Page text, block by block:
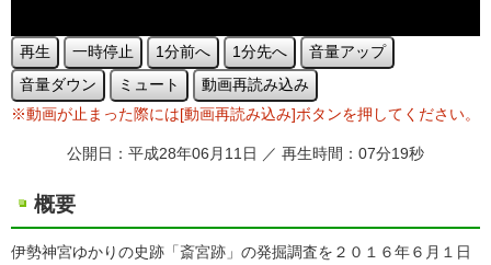
再生 一時停止 1分前へ 1分先へ
音量アップ
音量ダウン
ミュート
動画再読み込み
※動画が止まった際には[動画再読み込み]ボタンを押してください。
公開日：平成28年06月11日 ／ 再生時間：07分19秒
概要
伊勢神宮ゆかりの史跡「斎宮跡」の発掘調査を２０１６年６月１日